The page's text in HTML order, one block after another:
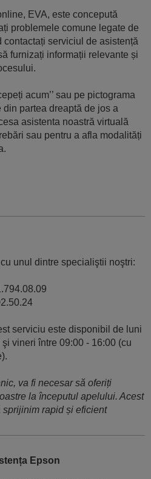
EVA, este concepută
problemele comune legate de
serviciul de asistență
furnizați informații relevante și
acum’’ sau pe pictograma
partea dreaptă de jos a
asistenta noastră virtuală
sau pentru a afla modalități
unul dintre specialiştii noştri:
serviciu este disponibil de luni
vineri între 09:00 - 16:00 (cu
va fi necesar să oferiți
la începutul apelului. Acest
rapid și eficient
Epson